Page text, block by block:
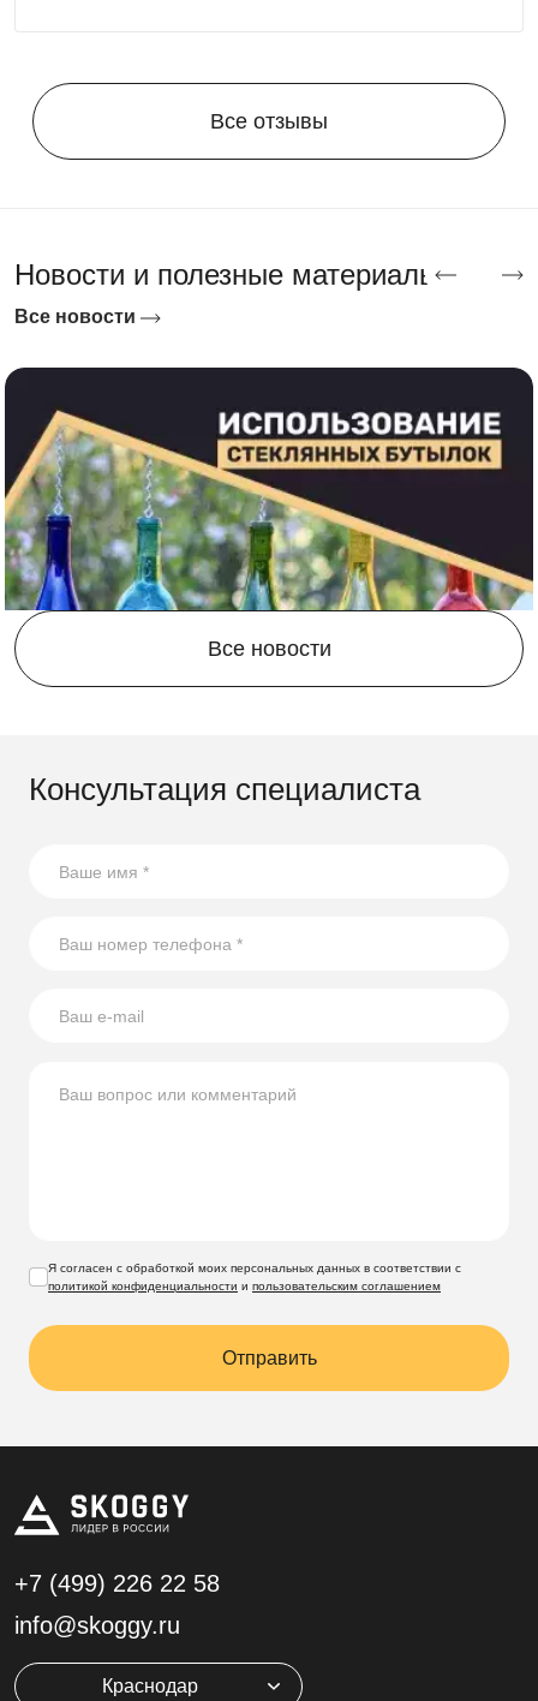
удобной разборной комплектации и собирается своими
руками без привлечения спецтехники.
Краснодару и области. Дополнительно вы можете
форма обратного звонка, сообщение в мессенджере
или письмо на почту. Мы поможем реализовать любой
проект, чтобы ваш участок стал функциональным и
стильным!
Компания Скогги предлагает большой выборпо
доступным ценам для жителейКраснодара и
Краснодарского края.
Все отзывы
Новости и полезные материалы
Все новости
21.08.2023
бутылок
использованию стеклянных бутылок на участке.
Все новости
Консультация специалиста
Я согласен с обработкой моих персональных данных в соответствии с
политикой конфиденциальности и пользовательским соглашением
Отправить
+7 (499) 226 22 58
info@skoggy.ru
Краснодар